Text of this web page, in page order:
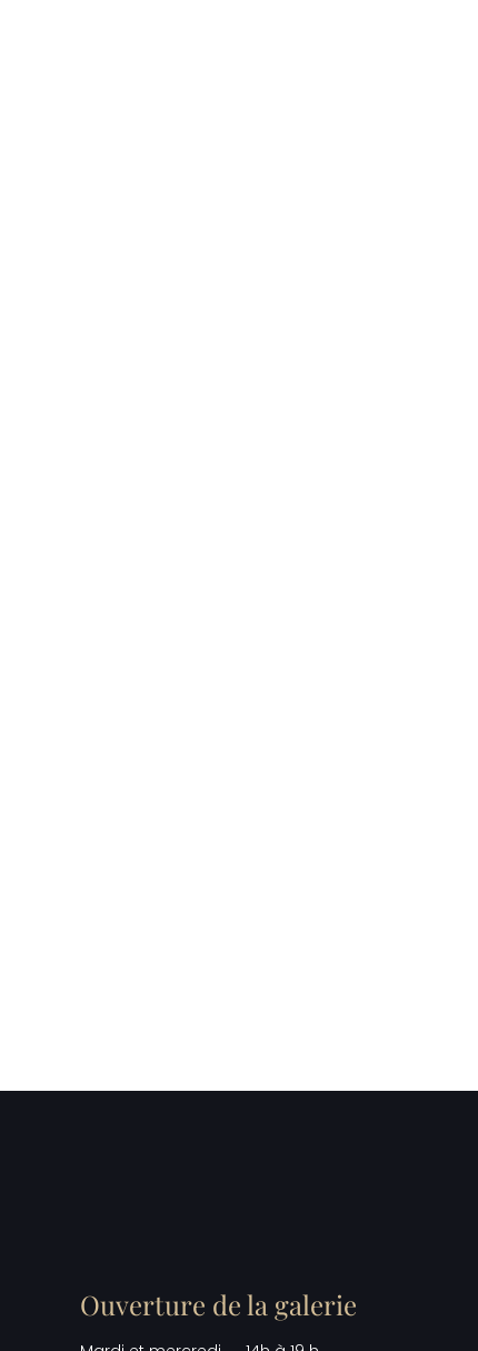
Ouverture de la galerie